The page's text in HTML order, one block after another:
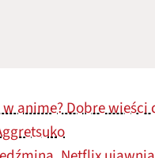
anime? Dobre